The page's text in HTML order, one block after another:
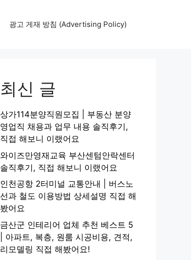
광고 게재 방침 (Advertising Policy)
최신 글
상가114분양직원모집 | 부동산 분양
영업직 채용과 업무 내용 솔직후기,
직접 해보니 이랬어요
와이즈만영재교육 부산센텀안락센터
솔직후기, 직접 해보니 이랬어요
인천공항 2터미널 교통안내 | 버스노
선과 철도 이용방법 상세설명 직접 해
봤어요
금산군 인테리어 업체 추천 베스트 5
| 아파트, 복층, 원룸 시공비용, 견적,
리모델링 직접 해봤어요!